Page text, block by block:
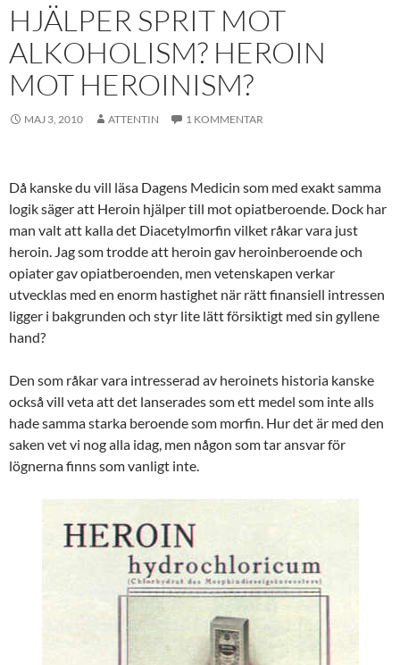
HJÄLPER SPRIT MOT
ALKOHOLISM? HEROIN
MOT HEROINISM?
MAJ 3, 2010 ATTENTIN 1 KOMMENTAR
Då kanske du vill läsa Dagens Medicin som med exakt samma
logik säger att Heroin hjälper till mot opiatberoende. Dock har
man valt att kalla det Diacetylmorfin vilket råkar vara just
heroin. Jag som trodde att heroin gav heroinberoende och
opiater gav opiatberoenden, men vetenskapen verkar
utvecklas med en enorm hastighet när rätt finansiell intressen
ligger i bakgrunden och styr lite lätt försiktigt med sin gyllene
hand?
Den som råkar vara intresserad av heroinets historia kanske
också vill veta att det lanserades som ett medel som inte alls
hade samma starka beroende som morfin. Hur det är med den
saken vet vi nog alla idag, men någon som tar ansvar för
lögnerna finns som vanligt inte.